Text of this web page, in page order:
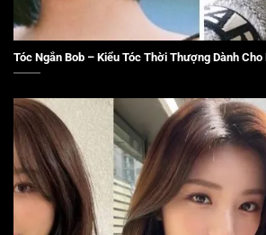
Tóc Ngắn Bob – Kiểu Tóc Thời Thượng Dành